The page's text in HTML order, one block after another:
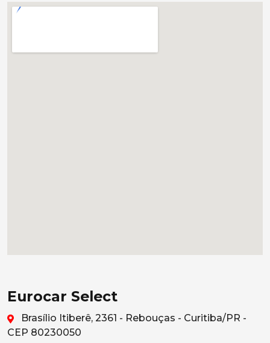
Eurocar Select
Brasílio Itiberê, 2361 - Rebouças - Curitiba/PR -
CEP 80230050